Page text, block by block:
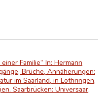
Familie“ In: Hermann
Brüche, Annäherungen:
im Saarland, in Lothringen,
Saarbrücken: Universaar,